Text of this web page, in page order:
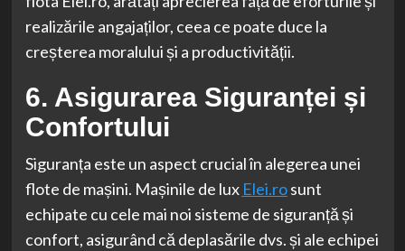
realizările angajaților, ceea ce poate duce la
creșterea moralului și a productivității.
6. Asigurarea Siguranței și
Confortului
Siguranța este un aspect crucial în alegerea unei
flote de mașini. Mașinile de lux Elei.rosunt
echipate cu cele mai noi sisteme de siguranță și
confort, asigurând că deplasările dvs. și ale echipei